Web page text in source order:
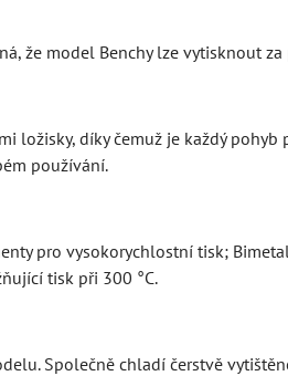
že model Benchy lze vytisknout
ložisky, díky čemuž je každý
používání.
pro vysokorychlostní tisk;
tisk při 300 °C.
Společně chladí čerstvě